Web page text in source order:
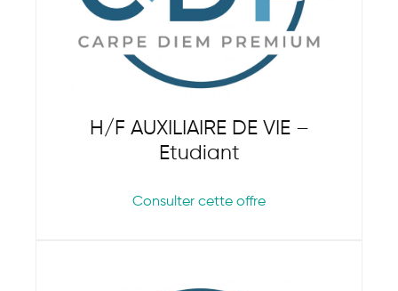
H/F AUXILIAIRE DE VIE –
Etudiant
Consulter cette offre